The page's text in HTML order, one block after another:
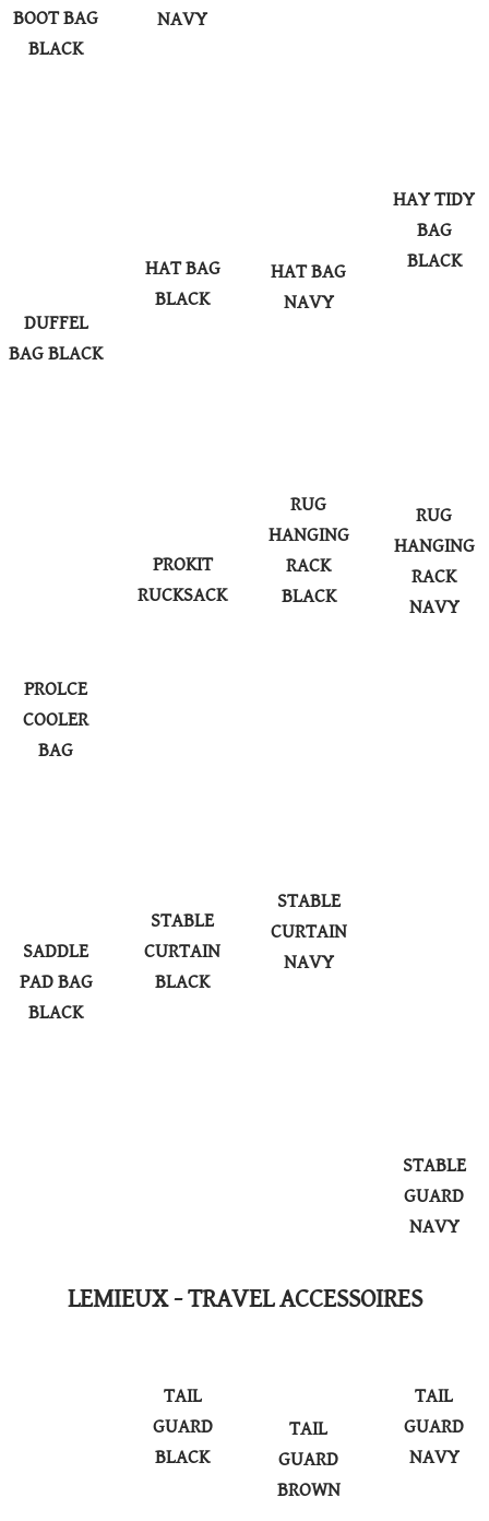
BOOT BAG
BLACK
NAVY
DUFFEL
BAG BLACK
HAT BAG
BLACK
HAT BAG
NAVY
HAY TIDY
BAG
BLACK
PROLCE
COOLER
BAG
PROKIT
RUCKSACK
RUG
HANGING
RACK
BLACK
RUG
HANGING
RACK
NAVY
SADDLE
PAD BAG
BLACK
STABLE
CURTAIN
BLACK
STABLE
CURTAIN
NAVY
STABLE
GUARD
NAVY
LEMIEUX - TRAVEL ACCESSOIRES
TAIL
GUARD
BLACK
TAIL
GUARD
BROWN
TAIL
GUARD
NAVY